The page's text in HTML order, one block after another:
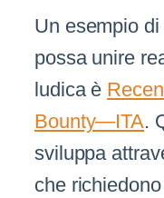
Un esempio
possa unire
ludica è
Bounty—ITA.
sviluppa
che